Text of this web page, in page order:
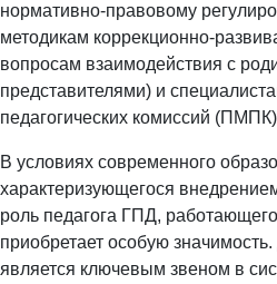
нормативно-правовому
методикам коррекционно-
вопросам взаимодействия с
представителями) и
педагогических комиссий
В условиях современного
характеризующегося
роль педагога ГПД,
приобретает особую
является ключевым звеном в